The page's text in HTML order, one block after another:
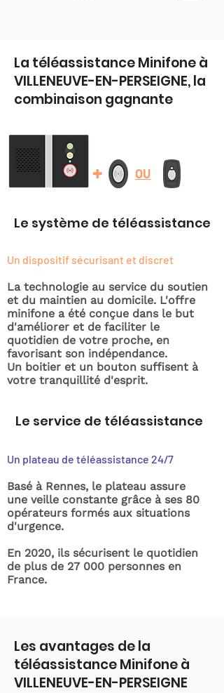
La téléassistance Minifone à
VILLENEUVE-EN-PERSEIGNE, la
combinaison gagnante
+ OU
Le système de téléassistance
Un dispositif sécurisant et discret
La technologie au service du soutien
et du maintien au domicile. L'offre
minifone a été conçue dans le but
d'améliorer et de faciliter le
quotidien de votre proche, en
favorisant son indépendance.
Un boitier et un bouton suffisent à
votre tranquillité d'esprit.
Le service de téléassistance
Un plateau de téléassistance 24/7
Basé à Rennes, le plateau assure
une veille constante grâce à ses 80
opérateurs formés aux situations
d'urgence.
En 2020, ils sécurisent le quotidien
de plus de 27 000 personnes en
France.
Les avantages de la
téléassistance Minifone à
VILLENEUVE-EN-PERSEIGNE